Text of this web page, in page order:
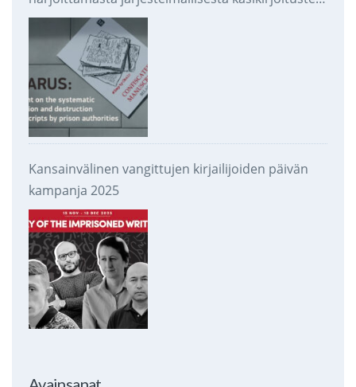
takavarikoinnista ja tuhoamisesta
Kansainvälinen vangittujen kirjailijoiden päivän
kampanja 2025